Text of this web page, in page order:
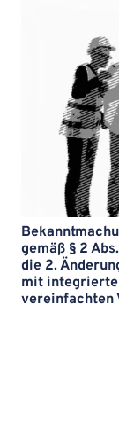
gemäß § 2
die 2.
mit
vereinfachten